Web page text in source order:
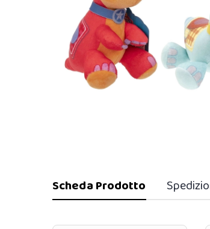
Scheda Prodotto